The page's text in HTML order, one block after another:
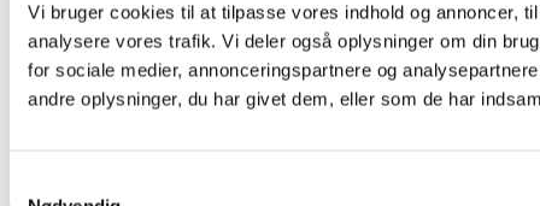
Vi bruger cookies til at tilpasse vores indhold og annoncer,
analysere vores trafik. Vi deler også oplysninger om din
for sociale medier, annonceringspartnere og
andre oplysninger, du har givet dem, eller som de har
Multimode Mellemled
LAN-OPTIC SC DUPLEX MELLEMLED OM3 ZIRKONIA
AQUA
Log ind for at se pris Læs mere